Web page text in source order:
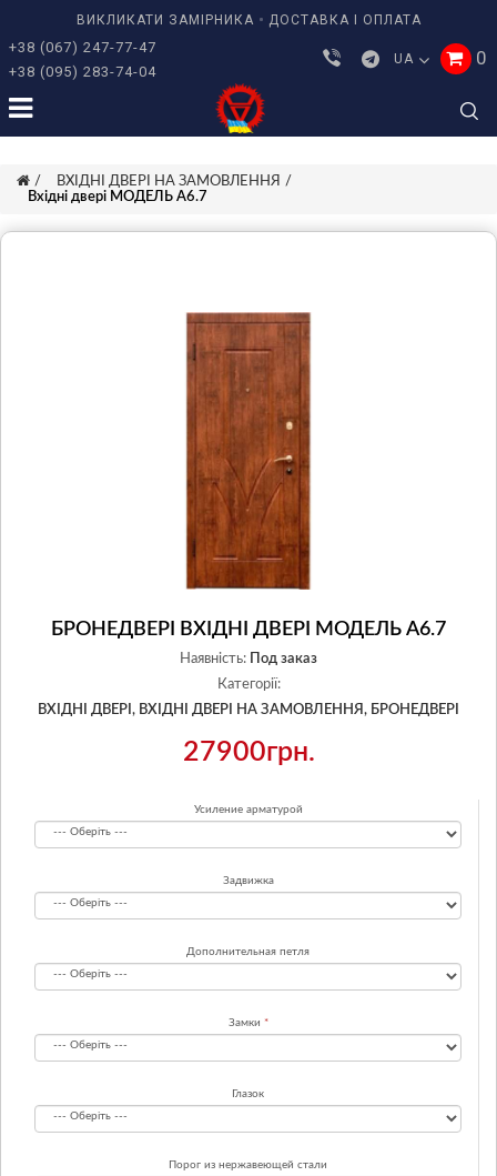
ВИКЛИКАТИ ЗАМІРНИКА ДОСТАВКА І ОПЛАТА
+38 (067) 247-77-47
+38 (095) 283-74-04
UA 0
ВХІДНІ ДВЕРІ НА ЗАМОВЛЕННЯ
Вхідні двері МОДЕЛЬ А6.7
БРОНЕДВЕРІ ВХІДНІ ДВЕРІ МОДЕЛЬ А6.7
Наявність:
Под заказ
Категорії:
ВХІДНІ ДВЕРІ, ВХІДНІ ДВЕРІ НА ЗАМОВЛЕННЯ, БРОНЕДВЕРІ
27900грн.
Усиление арматурой
Задвижка
Дополнительная петля
Замки
Глазок
Порог из нержавеющей стали